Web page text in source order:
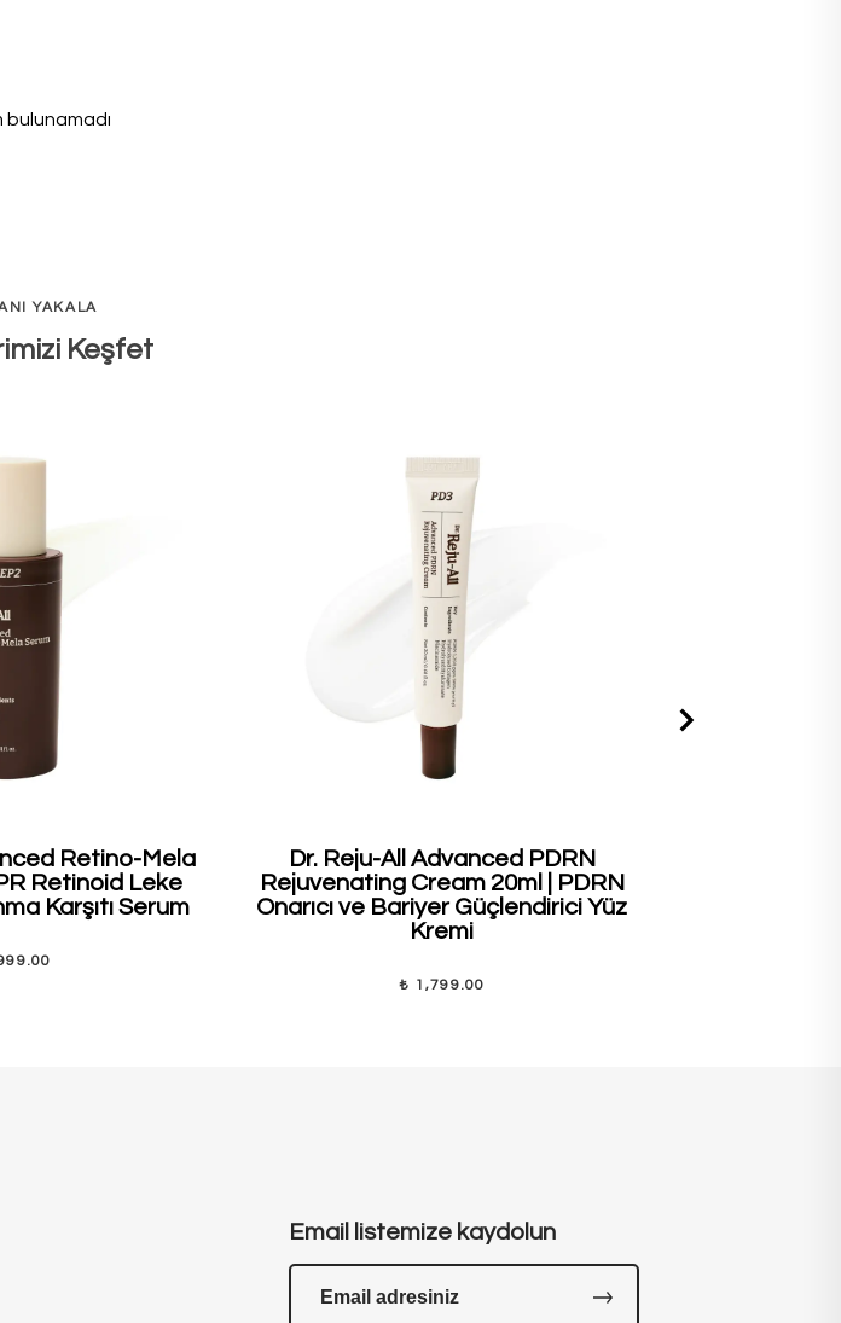
bulunamadı
YAKALA
Keşfet
Retino-Mela
Retinoid Leke
Karşıtı Serum
Dr. Reju-All Advanced PDRN
Rejuvenating Cream 20ml | PDRN
Onarıcı ve Bariyer Güçlendirici Yüz
Kremi
₺ 1,799.00
Email listemize kaydolun